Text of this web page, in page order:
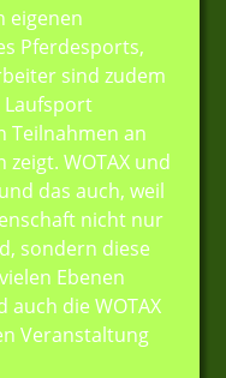
eigenen
Pferdesports,
sind zudem
Teilnahmen an
WOTAX und
das auch, weil
nicht nur
sondern diese
Ebenen
die WOTAX
Veranstaltung